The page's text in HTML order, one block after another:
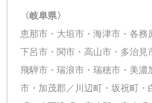
〈岐阜県〉
恵那市・大垣市・海津市・各務
下呂市・関市・高山市・多治見
飛騨市・瑞浪市・瑞穂市・美濃
市・加茂郡／川辺町・坂祝町・